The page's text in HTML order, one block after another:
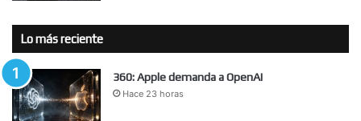
Lo más reciente
360: Apple demanda a OpenAI
Hace 23 horas